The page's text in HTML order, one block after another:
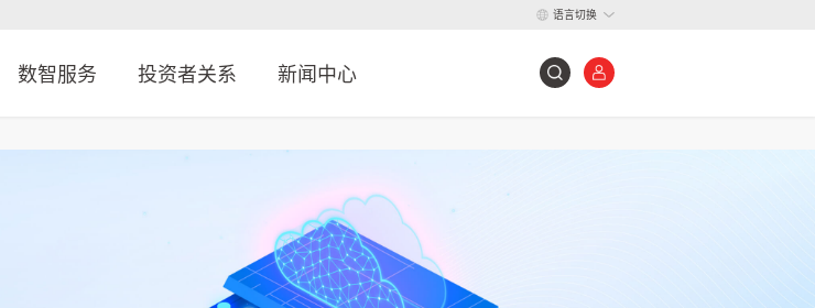
语言切换
数智服务 投资者关系 新闻中心